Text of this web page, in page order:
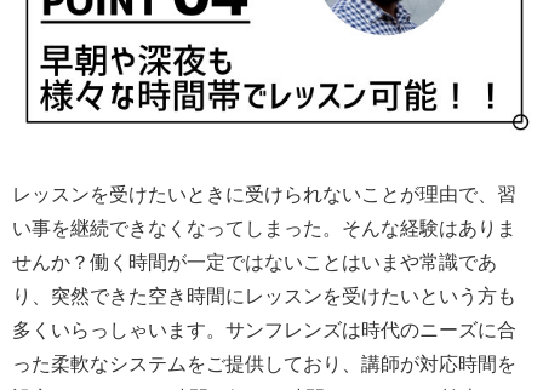
レッスンを受けたいときに受けられないことが理由で、習
い事を継続できなくなってしまった。そんな経験はありま
せんか？働く時間が一定ではないことはいまや常識であ
り、突然できた空き時間にレッスンを受けたいという方も
多くいらっしゃいます。サンフレンズは時代のニーズに合
った柔軟なシステムをご提供しており、講師が対応時間を